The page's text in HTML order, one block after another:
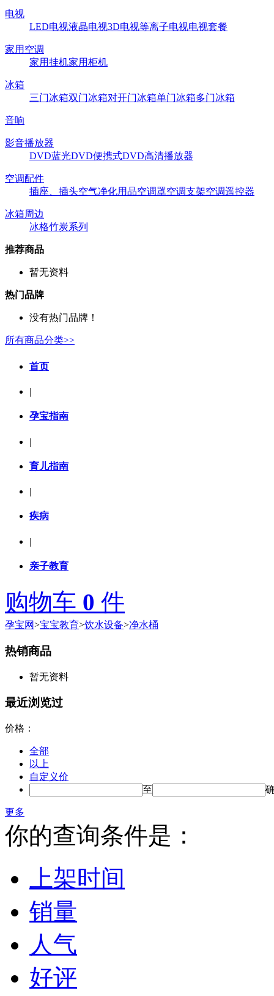
电视
LED电视液晶电视3D电视等离子电视电视套餐
家用空调
家用挂机家用柜机
冰箱
三门冰箱双门冰箱对开门冰箱单门冰箱多门冰箱
音响
影音播放器
DVD蓝光DVD便携式DVD高清播放器
空调配件
插座、插头空气净化用品空调罩空调支架空调遥控器
冰箱周边
冰格竹炭系列
推荐商品
暂无资料
热门品牌
没有热门品牌！
所有商品分类>>
首页
|
孕宝指南
|
育儿指南
|
疾病
|
亲子教育
购物车 0 件
孕宝网>宝宝教育>饮水设备>净水桶
热销商品
暂无资料
最近浏览过
价格：
全部
以上
自定义价
至
更多
你的查询条件是：
上架时间
销量
人气
好评